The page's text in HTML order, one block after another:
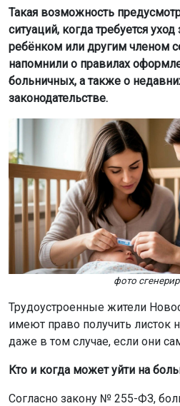
Такая возможность
ситуаций, когда требуется
ребёнком или другим членом
напомнили о правилах
больничных, а также о
законодательстве.
фото
Трудоустроенные жители
имеют право получить листок
даже в том случае, если они
Кто и когда может уйти на
Согласно закону № 255-ФЗ,